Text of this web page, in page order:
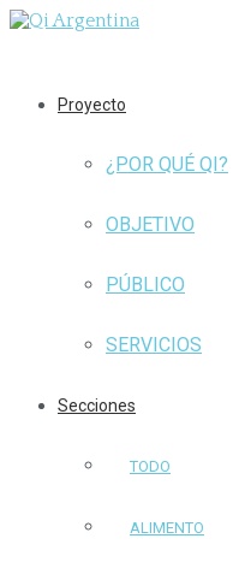
Proyecto
¿POR QUÉ QI?
OBJETIVO
PÚBLICO
SERVICIOS
Secciones
TODO
ALIMENTO